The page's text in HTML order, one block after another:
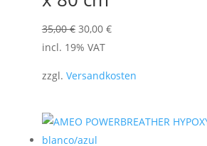
35,00€ El
precio
era:
30,00 €El
es:
incl. 19% VAT
zzgl. Versandkosten